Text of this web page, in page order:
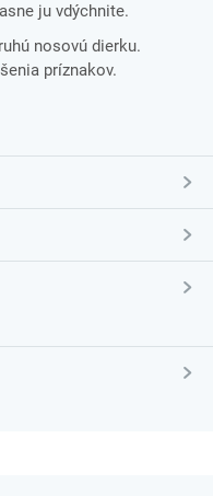
ju vdýchnite.
nosovú dierku.
príznakov.